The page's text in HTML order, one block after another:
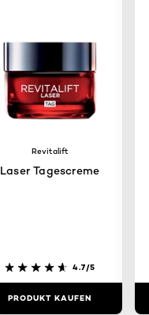
Revitalift
Laser Tagescreme
4.7/5
PRODUKT KAUFEN